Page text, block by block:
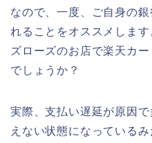
なので、一度、ご自身の
れることをオススメしま
ズローズのお店で楽天カ
でしょうか？
実際、支払い遅延が原因
えない状態になっている